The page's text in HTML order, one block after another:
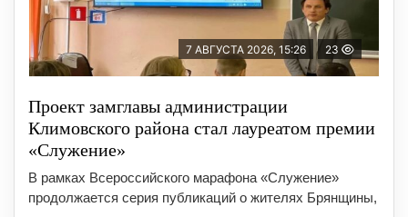
7 АВГУСТА 2026, 15:26 23
Проект замглавы администрации
Климовского района стал лауреатом премии
«Служение»
В рамках Всероссийского марафона «Служение»
продолжается серия публикаций о жителях Брянщины,